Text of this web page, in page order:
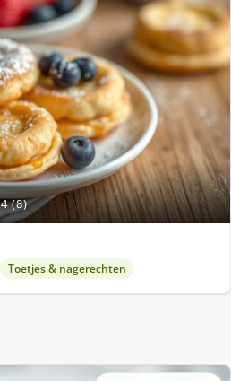
4 (8)
Toetjes & nagerechten